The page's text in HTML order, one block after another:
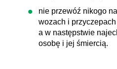
nie przewóź nikogo
wozach i
a w następstwie
osobę i jej śmiercią.